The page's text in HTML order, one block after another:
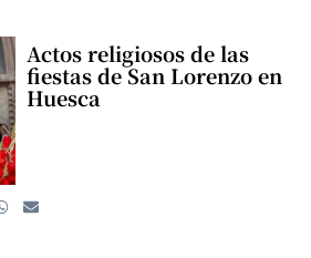
Actos religiosos de las
fiestas de San Lorenzo en
Huesca